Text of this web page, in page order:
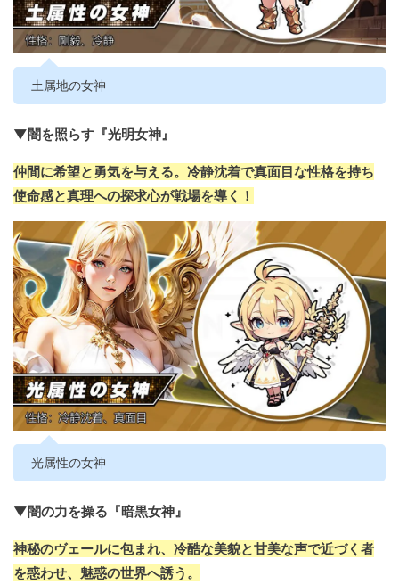
土属地の女神
▼闇を照らす『光明女神』
仲間に希望と勇気を与える。冷静沈着で真面目な性格を持ち
使命感と真理への探求心が戦場を導く！
光属性の女神
▼闇の力を操る『暗黒女神』
神秘のヴェールに包まれ、冷酷な美貌と甘美な声で近づく者
を惑わせ、魅惑の世界へ誘う。